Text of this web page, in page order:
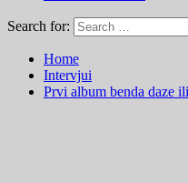
Search for:
Home
Intervjui
Prvi album benda daze